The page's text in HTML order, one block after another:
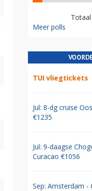
Meer polls
TUI vliegtickets
Jul: 8-dg cruise
€1235
Jul: 9-daagse
Curacao €1056
Sep: Amsterdam -